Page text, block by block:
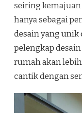
seiring
hanya sebagai
desain yang unik
pelengkap
rumah akan
cantik dengan